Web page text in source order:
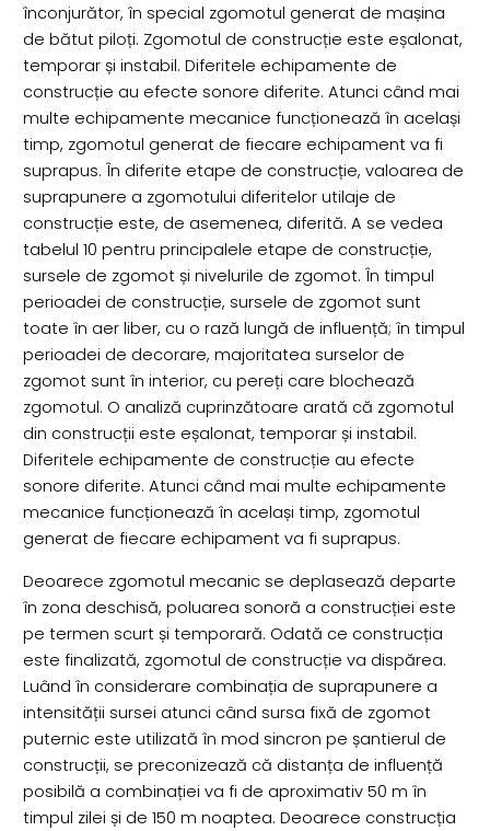
înconjurător, în special zgomotul generat de mașina
de bătut piloți. Zgomotul de construcție este eșalonat,
temporar și instabil. Diferitele echipamente de
construcție au efecte sonore diferite. Atunci când mai
multe echipamente mecanice funcționează în același
timp, zgomotul generat de fiecare echipament va fi
suprapus. În diferite etape de construcție, valoarea de
suprapunere a zgomotului diferitelor utilaje de
construcție este, de asemenea, diferită. A se vedea
tabelul 10 pentru principalele etape de construcție,
sursele de zgomot și nivelurile de zgomot. În timpul
perioadei de construcție, sursele de zgomot sunt
toate în aer liber, cu o rază lungă de influență; în timpul
perioadei de decorare, majoritatea surselor de
zgomot sunt în interior, cu pereți care blochează
zgomotul. O analiză cuprinzătoare arată că zgomotul
din construcții este eșalonat, temporar și instabil.
Diferitele echipamente de construcție au efecte
sonore diferite. Atunci când mai multe echipamente
mecanice funcționează în același timp, zgomotul
generat de fiecare echipament va fi suprapus.
Deoarece zgomotul mecanic se deplasează departe
în zona deschisă, poluarea sonoră a construcției este
pe termen scurt și temporară. Odată ce construcția
este finalizată, zgomotul de construcție va dispărea.
Luând în considerare combinația de suprapunere a
intensității sursei atunci când sursa fixă de zgomot
puternic este utilizată în mod sincron pe șantierul de
construcții, se preconizează că distanța de influență
posibilă a combinației va fi de aproximativ 50 m în
timpul zilei și de 150 m noaptea. Deoarece construcția